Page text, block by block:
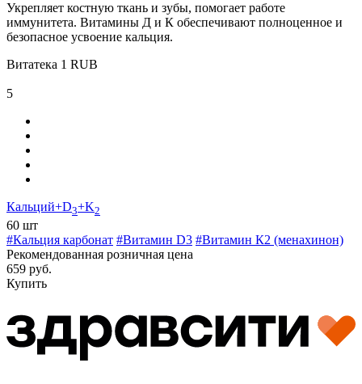
Укрепляет костную ткань и зубы, помогает работе
иммунитета. Витамины Д и К обеспечивают полноценное и
безопасное усвоение кальция.
Витатека 1 RUB
5
Кальций+D3+K2
60 шт
#Кальция карбонат #Витамин D3 #Витамин К2 (менахинон)
Рекомендованная розничная цена
659 руб.
Купить